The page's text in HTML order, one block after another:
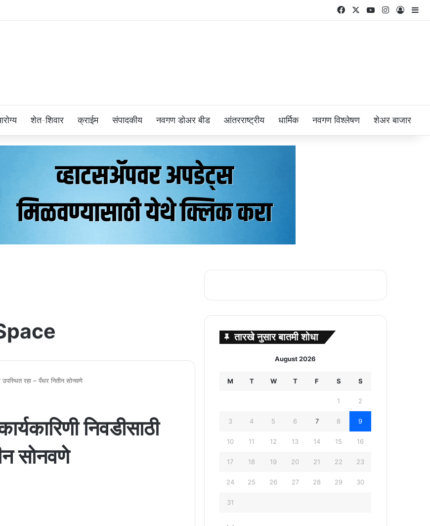
FacebookYouTubeInstagram
Log In
शेत-शिवार क्राईम संपादकीय नवगण डोअर बीड आंतरराष्ट्रीय धार्मिक नवगण विश्लेषण शेअर बाजार
उपस्थित रहा – पँथर नितीन सोनवणे
निवडीसाठी
सोनवणे
तारखे नुसार बातमी शोधा
August 2026
M T W T F S S
1 2
3 4 5 6 7 8 9
10 11 12 13 14 15 16
17 18 19 20 21 22 23
24 25 26 27 28 29 30
31